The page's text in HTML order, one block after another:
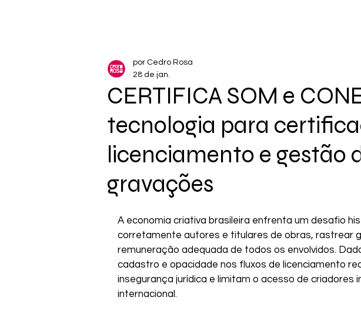
CERTIFICA SOM e
tecnologia para
licenciamento e gestão
gravações
por Cedro Rosa
28 de jan.
A economia criativa brasileira enfrenta um desafio
corretamente autores e titulares de obras, rastrear
remuneração adequada de todos os envolvidos.
cadastro e opacidade nos fluxos de licenciamento
insegurança jurídica e limitam o acesso de criadores
internacional.